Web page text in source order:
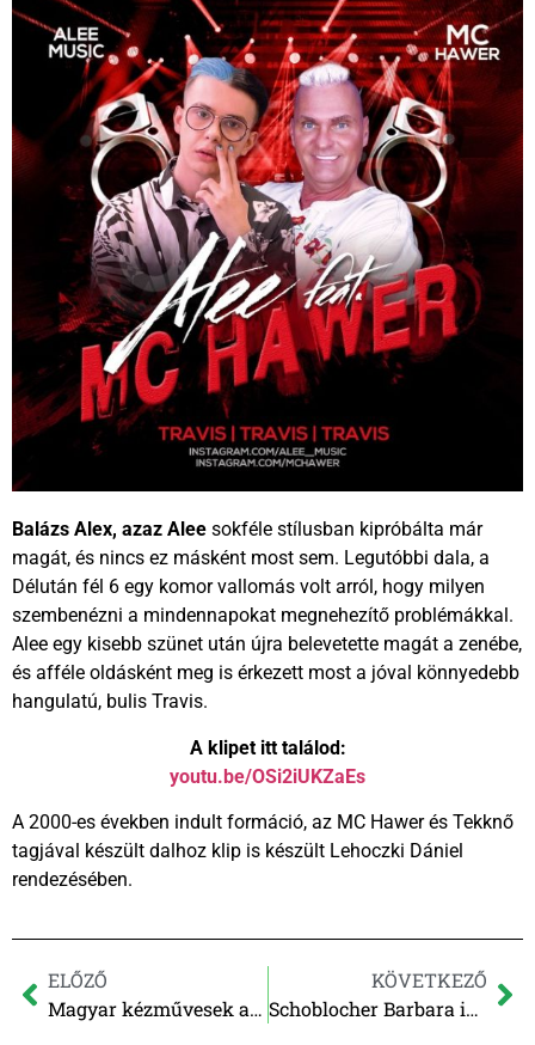
Balázs Alex, azaz Alee sokféle stílusban kipróbálta már
magát, és nincs ez másként most sem. Legutóbbi dala, a
Délután fél 6 egy komor vallomás volt arról, hogy milyen
szembenézni a mindennapokat megnehezítő problémákkal.
Alee egy kisebb szünet után újra belevetette magát a zenébe,
és afféle oldásként meg is érkezett most a jóval könnyedebb
hangulatú, bulis Travis.
A klipet itt találod:
youtu.be/OSi2iUKZaEs
A 2000-es években indult formáció, az MC Hawer és Tekknő
tagjával készült dalhoz klip is készült Lehoczki Dániel
rendezésében.
ELŐZŐ
Magyar kézművesek az Interneten
KÖVETKEZŐ
Schoblocher Barbara is zsűrizi a Fülesbagoly Tehetségkutató zenekarait